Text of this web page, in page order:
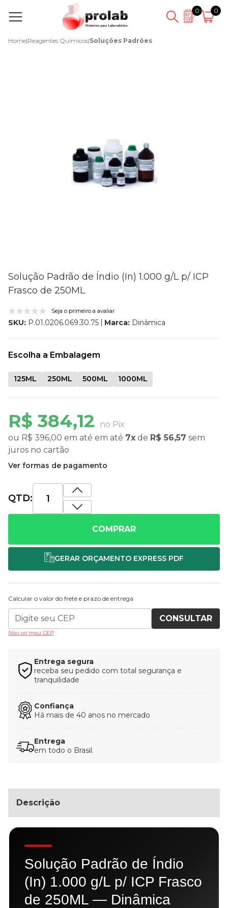
0 0
Home|Reagentes Químicos|Soluções Padrões
Solução Padrão de Índio (In) 1.000 g/L p/ ICP
Frasco de 250ML
Seja o primeiro a avaliar
SKU: P.01.0206.069.30.75 Marca: Dinâmica
R$ 384,12
no Pix
ou R$ 396,00 em até em até 7x de R$ 56,57 sem
juros no cartão
Ver formas de pagamento
Escolha a Embalagem
125ML 250ML 500ML 1000ML
QTD:
COMPRAR
Calcular o valor do frete e prazo de entrega
CONSULTAR
Não sei meu CEP
Entrega segura
receba seu pedido com total segurança e
tranquilidade
Confiança
Há mais de 40 anos no mercado
Entrega
em todo o Brasil.
Descrição
Solução Padrão de Índio
(In) 1.000 g/L p/ ICP Frasco
de 250ML — Dinâmica